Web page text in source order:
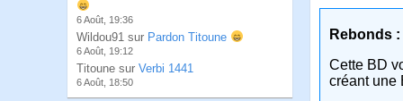
6 Août, 19:36
Wildou91 sur Pardon Titoune
6 Août, 19:12
Titoune sur Verbi 1441
6 Août, 18:50
Rebonds :
Cette BD
créant une